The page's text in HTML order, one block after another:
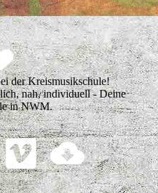
der Kreismusikschule!
nah, individuell - Deine
in NWM.